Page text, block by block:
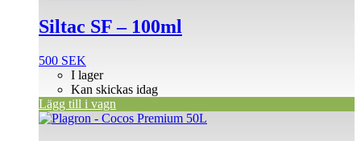
Siltac SF – 100ml
500 SEK
I lager
Kan skickas idag
Lägg till i vagn